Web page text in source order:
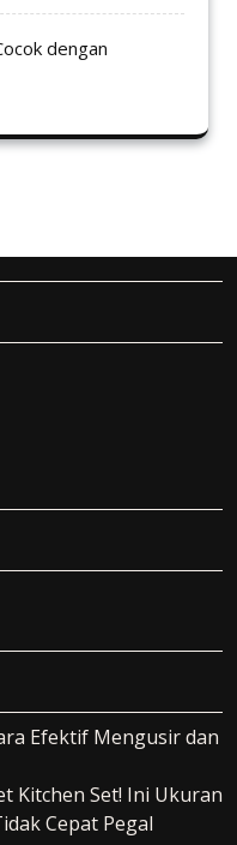
dengan
Efektif Mengusir dan
Kitchen Set! Ini Ukuran
Cepat Pegal